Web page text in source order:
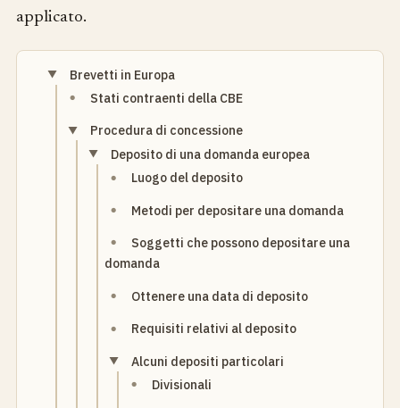
applicato.
Brevetti in Europa
Stati contraenti della CBE
Procedura di concessione
Deposito di una domanda europea
Luogo del deposito
Metodi per depositare una domanda
Soggetti che possono depositare una
domanda
Ottenere una data di deposito
Requisiti relativi al deposito
Alcuni depositi particolari
Divisionali